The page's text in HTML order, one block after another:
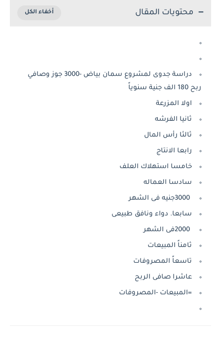
محتويات المقال
دراسة جدوى لمشروع سمان بياض -3000 جوز وصافي
ربح 180 الف جنية سنوياً
اولا المزرعة
ثانيا الفرشه
ثالثا رأس المال
رابعا الانتاج
خامسا استهلاك العلف
سادسا العماله
سابعا. دواء ونافق طبيعى
ثامناً المبيعات
تاسعاً المصروفات
عاشرا صافى الربح
=المبيعات -المصروفات